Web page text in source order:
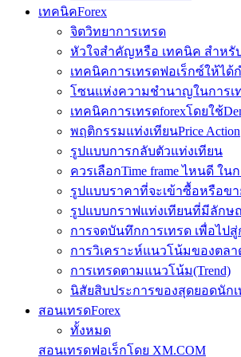
เทคนิคForex
จิตวิทยาการเทรด
หัวใจสำคัญหรือ เทคนิค สำหรับ
เทคนิคการเทรดฟอเร็กซ์ให้ได้
โซนแห่งความชำนาญในการเ
เทคนิคการเทรดforexโดยใช้
พฤติกรรมแท่งเทียนPrice Action
รูปแบบการกลับตัวแท่งเทียน
ควรเลือกTime frame ไหนดี ใน
รูปแบบราคาที่จะเข้าซื้อหรือขาย
รูปแบบกราฟแท่งเทียนที่มีลักษณ
การจดบันทึกการเทรด เพื่อไป
การวิเคราะห์แนวโน้มของตล
การเทรดตามแนวโน้ม(Trend)
นิสัยสิบประการของสุดยอดนักเ
สอนเทรดForex
ทั้งหมด
สอนเทรดฟอเร็กโดย XM.COM